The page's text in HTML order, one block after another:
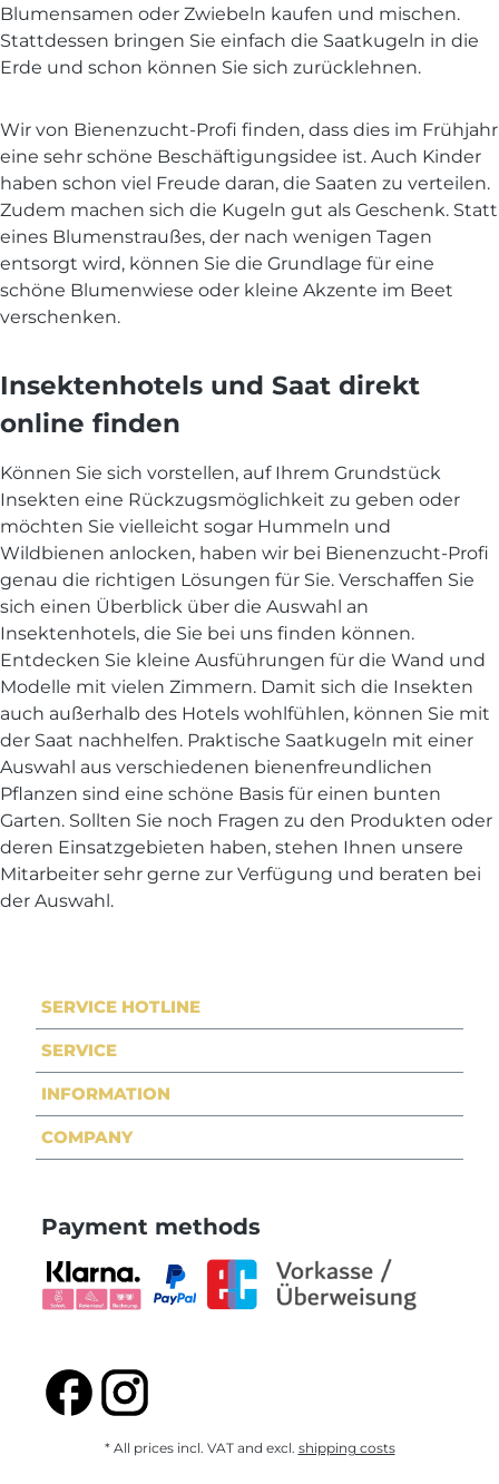
Blumensamen oder Zwiebeln kaufen und mischen.
Stattdessen bringen Sie einfach die Saatkugeln in die
Erde und schon können Sie sich zurücklehnen.
Wir von Bienenzucht-Profi finden, dass dies im Frühjahr
eine sehr schöne Beschäftigungsidee ist. Auch Kinder
haben schon viel Freude daran, die Saaten zu verteilen.
Zudem machen sich die Kugeln gut als Geschenk. Statt
eines Blumenstraußes, der nach wenigen Tagen
entsorgt wird, können Sie die Grundlage für eine
schöne Blumenwiese oder kleine Akzente im Beet
verschenken.
Insektenhotels und Saat direkt
online finden
Können Sie sich vorstellen, auf Ihrem Grundstück
Insekten eine Rückzugsmöglichkeit zu geben oder
möchten Sie vielleicht sogar Hummeln und
Wildbienen anlocken, haben wir bei Bienenzucht-Profi
genau die richtigen Lösungen für Sie. Verschaffen Sie
sich einen Überblick über die Auswahl an
Insektenhotels, die Sie bei uns finden können.
Entdecken Sie kleine Ausführungen für die Wand und
Modelle mit vielen Zimmern. Damit sich die Insekten
auch außerhalb des Hotels wohlfühlen, können Sie mit
der Saat nachhelfen. Praktische Saatkugeln mit einer
Auswahl aus verschiedenen bienenfreundlichen
Pflanzen sind eine schöne Basis für einen bunten
Garten. Sollten Sie noch Fragen zu den Produkten oder
deren Einsatzgebieten haben, stehen Ihnen unsere
Mitarbeiter sehr gerne zur Verfügung und beraten bei
der Auswahl.
SERVICE HOTLINE
SERVICE
INFORMATION
COMPANY
Payment methods
* All prices incl. VAT and excl. shipping costs